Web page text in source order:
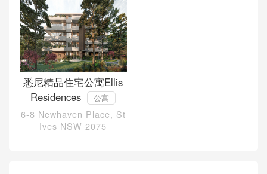
悉尼精品住宅公寓Ellis
Residences
公寓
6-8 Newhaven Place, St
Ives NSW 2075